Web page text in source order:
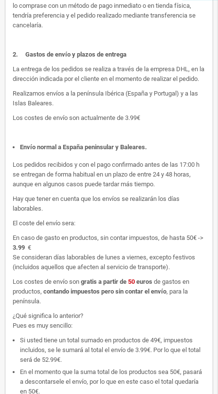
lo comprase con un método de pago inmediato o en tienda física,
tendría preferencia y el pedido realizado mediante transferencia se
cancelaría.
2. Gastos de envío y plazos de entrega
La entrega de los pedidos se realiza a través de la empresa DHL, en la
dirección indicada por el cliente en el momento de realizar el pedido.
Realizamos envíos a la península Ibérica (España y Portugal) y a las
Islas Baleares.
Los costes de envío son actualmente de 3.99€
Envío normal a España peninsular y Baleares.
Los pedidos recibidos y con el pago confirmado antes de las 17:00 h
se entregan de forma habitual en un plazo de entre 24 y 48 horas,
aunque en algunos casos puede tardar más tiempo.
Hay que tener en cuenta que los envíos se realizarán los días
laborables.
El coste del envío sera:
En caso de gasto en productos, sin contar impuestos, de hasta 50€ ->
3.99 €
Se consideran días laborables de lunes a viernes, excepto festivos
(incluidos aquellos que afecten al servicio de transporte).
Los costes de envío son gratis a partir de 50 euros de gastos en
productos, contando impuestos pero sin contar el envío, para la
península.
¿Qué significa lo anterior?
Pues es muy sencillo:
Si usted tiene un total sumado en productos de 49€, impuestos
incluidos, se le sumará al total el envío de 3.99€. Por lo que el total
será de 52.99€.
En el momento que la suma total de los productos sea 50€, pasará
a descontarsele el envío, por lo que en este caso el total quedaría
en 50€.